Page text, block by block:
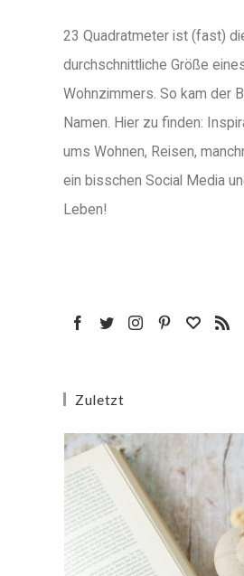
23 Quadratmeter ist (fast)
durchschnittliche Größe
Wohnzimmers. So kam der
Namen. Hier zu finden:
ums Wohnen, Reisen,
ein bisschen Social Media
Leben!
Zuletzt